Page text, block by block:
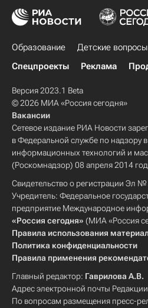
Образование Детские вопросы
Спецпроекты
Реклама
Версия 2023.1 Beta
© 2026 МИА «Россия сегодня»
Вакансии
Сетевое издание РИА Новости
в Федеральной службе по надзору
информационных технологий и
(Роскомнадзор) 08 апреля 2014
Свидетельство о регистрации Эл
Учредитель: Федеральное
предприятие Международное
«Россия сегодня» (МИА «Россия
Правила использования
Политика конфиденциальности
Правила применения
Главный редактор: Гаврилова А.В.
Адрес электронной почты
По вопросам размещения пресс-